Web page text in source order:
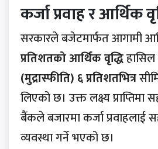
कर्जा प्रवाह र आर्थिक
सरकारले बजेटमार्फत आगामी
प्रतिशतको आर्थिक वृद्धिहासिल
(मुद्रास्फीति) ६ प्रतिशतभित्र
लिएको छ। उक्त लक्ष्य प्राप्तिमा
बैंकले बजारमा कर्जा प्रवाहलाई
व्यवस्था गर्ने भएको छ।